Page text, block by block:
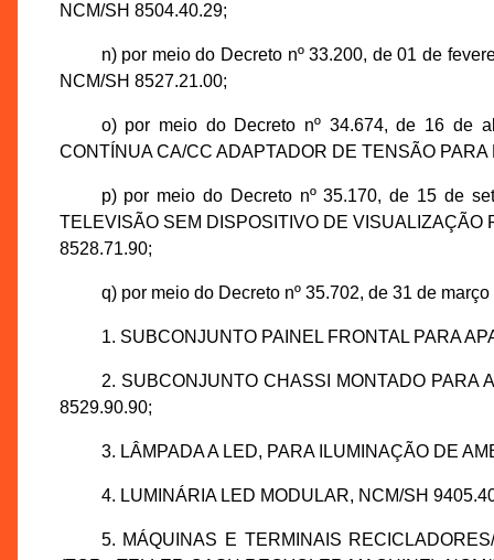
NCM/SH 8504.40.29;
n) por meio do Decreto nº 33.200, de 01 de
NCM/SH 8527.21.00;
o) por meio do Decreto nº 34.674, de 16 de
CONTÍNUA CA/CC ADAPTADOR DE TENSÃO
p) por meio do Decreto nº 35.170, de 15 de
TELEVISÃO SEM DISPOSITIVO DE VISUALIZAÇÃO
8528.71.90;
q) por meio do Decreto nº 35.702, de 31 de
1. SUBCONJUNTO PAINEL FRONTAL PARA
2. SUBCONJUNTO CHASSI MONTADO PARA
8529.90.90;
3. LÂMPADA A LED, PARA ILUMINAÇÃO DE
4. LUMINÁRIA LED MODULAR, NCM/SH
5. MÁQUINAS E TERMINAIS